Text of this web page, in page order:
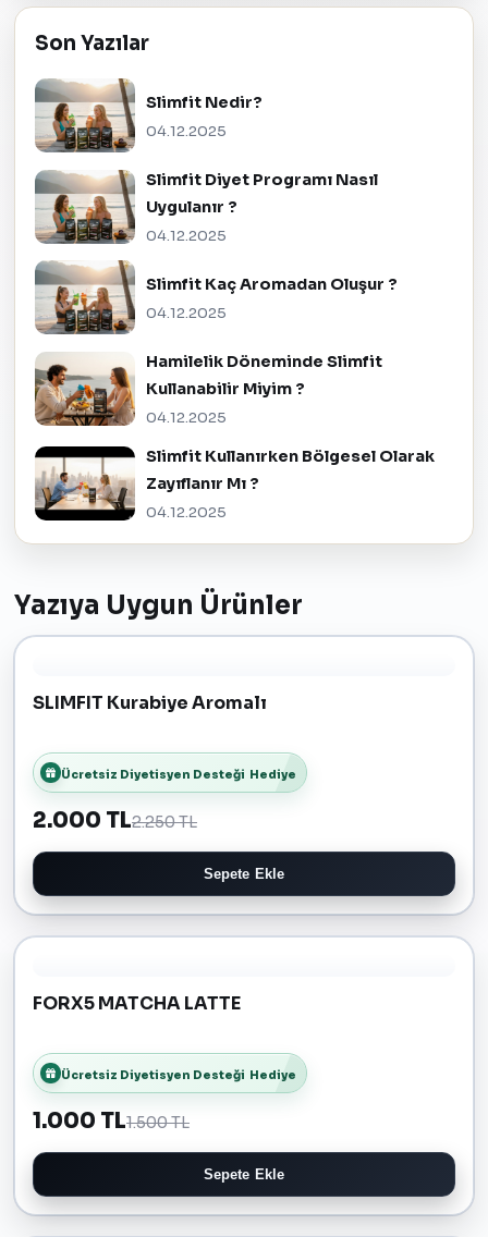
Son Yazılar
Slimfit Nedir?
04.12.2025
Slimfit Diyet Programı Nasıl
Uygulanır ?
04.12.2025
Slimfit Kaç Aromadan Oluşur ?
04.12.2025
Hamilelik Döneminde Slimfit
Kullanabilir Miyim ?
04.12.2025
Slimfit Kullanırken Bölgesel Olarak
Zayıflanır Mı ?
04.12.2025
Yazıya Uygun Ürünler
SLIMFIT Kurabiye Aromalı
Ücretsiz Diyetisyen Desteği Hediye
2.000 TL2.250 TL
Sepete Ekle
FORX5 MATCHA LATTE
Ücretsiz Diyetisyen Desteği Hediye
1.000 TL1.500 TL
Sepete Ekle